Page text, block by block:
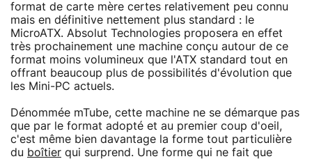
format de carte mère certes relativement peu connu
mais en définitive nettement plus standard : le
MicroATX. Absolut Technologies proposera en effet
très prochainement une machine conçu autour de ce
format moins volumineux que l'ATX standard tout en
offrant beaucoup plus de possibilités d'évolution que
les Mini-PC actuels.
Dénommée mTube, cette machine ne se démarque pas
que par le format adopté et au premier coup d'oeil,
c'est même bien davantage la forme tout particulière
du boîtier qui surprend. Une forme qui ne fait que